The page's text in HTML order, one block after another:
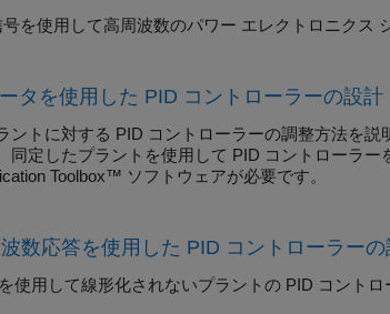
を使用して高周波数のパワー エレクトロニクス
タを使用した PID コントローラーの設計
ントに対する PID コントローラーの調整方法を
同定したプラントを使用して PID コントローラ
Toolbox™ ソフトウェアが必要です。
数応答を使用した PID コントローラーの
を使用して線形化されないプラントの PID コントロ